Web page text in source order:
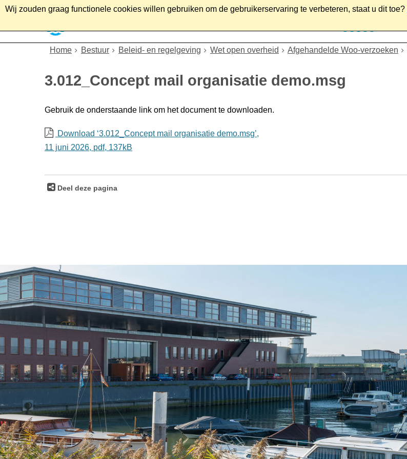
Wij zouden graag functionele cookies willen gebruiken om de gebruikerservaring te verbeteren, staat u dit toe?
Home Bestuur Beleid- en regelgeving Wet open overheid Afgehandelde Woo-verzoeken
3.012_Concept mail organisatie demo.msg
Gebruik de onderstaande link om het document te downloaden.
Download ‘3.012_Concept mail organisatie demo.msg’,
11 juni 2026, pdf, 137kB
Deel deze pagina